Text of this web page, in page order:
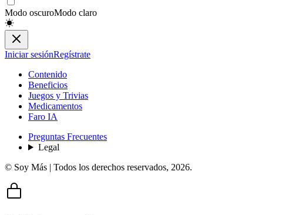
Modo oscuroModo claro
Iniciar sesiónRegístrate
Contenido
Beneficios
Juegos y Trivias
Medicamentos
Faro IA
Preguntas Frecuentes
Legal
© Soy Más | Todos los derechos reservados, 2026.